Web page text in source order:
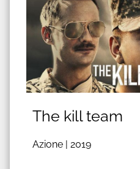
The kill team
Azione | 2019